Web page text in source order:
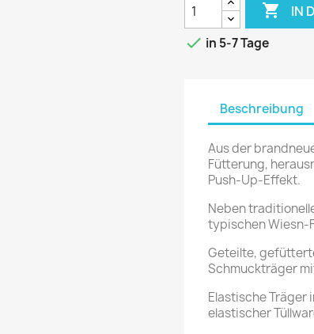
 IN
 in 5-7 Tage
Beschreibung
Aus der
Fütterung,
Push-Up-Effekt.
Neben
typischen Wiesn-
Geteilte,
Schmuckträger
Elastische Träger
elastischer